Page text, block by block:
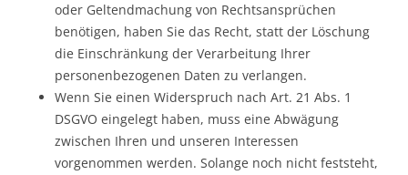
oder Geltendmachung von Rechtsansprüchen
benötigen, haben Sie das Recht, statt der Löschung
die Einschränkung der Verarbeitung Ihrer
personenbezogenen Daten zu verlangen.
Wenn Sie einen Widerspruch nach Art. 21 Abs. 1
DSGVO eingelegt haben, muss eine Abwägung
zwischen Ihren und unseren Interessen
vorgenommen werden. Solange noch nicht feststeht,